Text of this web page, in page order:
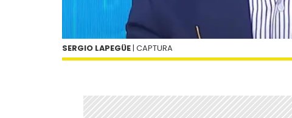
SERGIO LAPEGÜE | CAPTURA